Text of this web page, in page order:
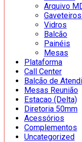
Arquivo
Vidros
Balcão
Painéis
Mesas
Plataforma
Call Center
Balcão de
Mesas Reunião
Estacao (Delta)
Diretoria 50mm
Acessórios
Complementos
Uncategorized